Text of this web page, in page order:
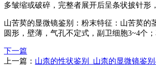
多皱缩或破碎，完整者展开后呈条状披针形
山苦荬的显微镜鉴别：粉末特征：山苦荬的
圆形，壁薄，气孔不定式，副卫细胞3~4个
下一篇
上一篇： 山柰的性状鉴别_山柰的显微镜鉴